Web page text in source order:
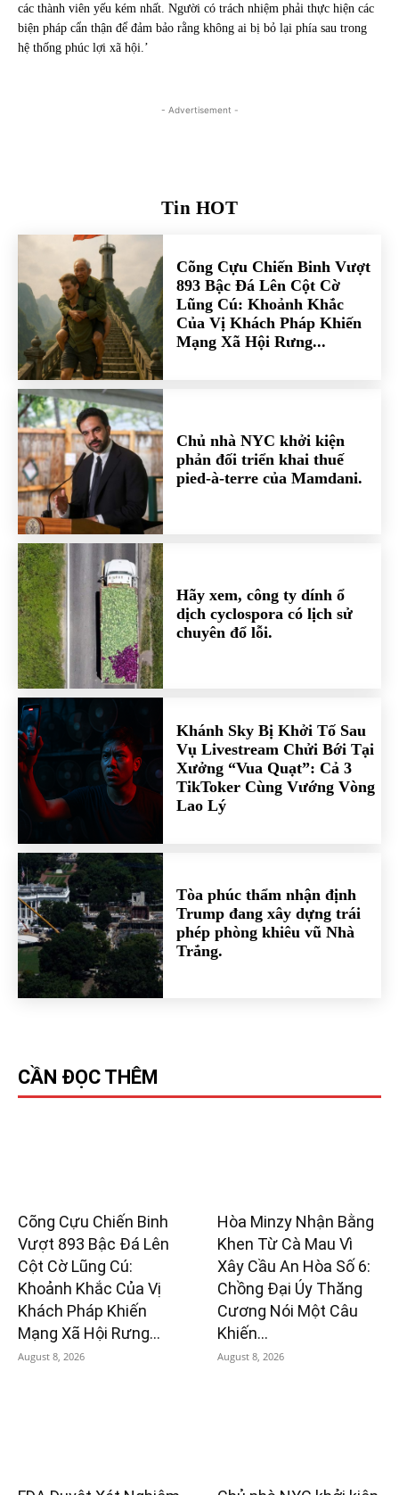
Tin HOT
Cõng Cựu Chiến Binh Vượt
893 Bậc Đá Lên Cột Cờ
Lũng Cú: Khoảnh Khắc
Của Vị Khách Pháp Khiến
Mạng Xã Hội Rưng...
Chủ nhà NYC khởi kiện
phản đối triển khai thuế
pied-à-terre của Mamdani.
Hãy xem, công ty dính ổ
dịch cyclospora có lịch sử
chuyên đổ lỗi.
Khánh Sky Bị Khởi Tố Sau
Vụ Livestream Chửi Bới Tại
Xưởng “Vua Quạt”: Cả 3
TikToker Cùng Vướng Vòng
Lao Lý
Tòa phúc thẩm nhận định
Trump đang xây dựng trái
phép phòng khiêu vũ Nhà
Trắng.
các thành viên yếu kém nhất. Người có trách nhiệm phải thực hiện các
biện pháp cẩn thận để đảm bảo rằng không ai bị bỏ lại phía sau trong
hệ thống phúc lợi xã hội.’
- Advertisement -
CẦN ĐỌC THÊM
Cõng Cựu Chiến Binh
Vượt 893 Bậc Đá Lên
Cột Cờ Lũng Cú:
Khoảnh Khắc Của Vị
Khách Pháp Khiến
Mạng Xã Hội Rưng...
August 8, 2026
Hòa Minzy Nhận Bằng
Khen Từ Cà Mau Vì
Xây Cầu An Hòa Số 6:
Chồng Đại Úy Thăng
Cương Nói Một Câu
Khiến...
August 8, 2026